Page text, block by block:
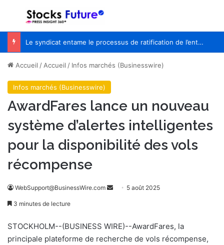
Menu
Le syndicat entame le processus de ratification de l’entente de principe avec WestJet
Accueil /Accueil / Infos marchés (Businesswire)
Infos marchés (Businesswire)
AwardFares lance un nouveau
système d’alertes intelligentes
pour la disponibilité des vols
récompense
WebSupport@BusinessWire.com
o
y
5 août 2025
3 minutes de lecture
STOCKHOLM--(BUSINESS WIRE)--AwardFares, la
principale plateforme de recherche de vols récompense,